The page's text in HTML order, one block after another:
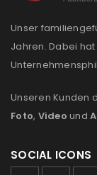
Unser
Jahren. Dabei
Unseren Kunden
Foto, Video und
SOCIAL ICONS